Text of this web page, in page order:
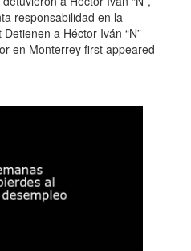
responsabilidad en la
a Héctor Iván “N”
en Monterrey first appeared